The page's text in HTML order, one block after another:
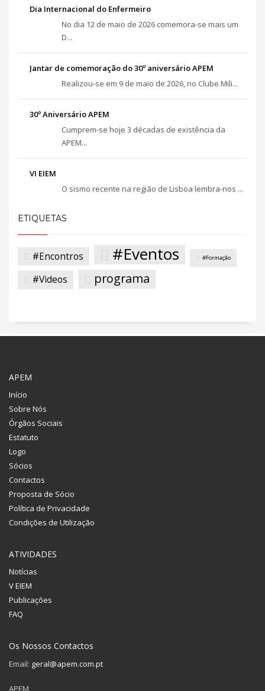
Dia Internacional do Enfermeiro
No dia 12 de maio de 2026 comemora-se mais um
D...
Jantar de comemoração do 30º aniversário APEM
Realizou-se em 9 de maio de 2026, no Clube Mili...
30º Aniversário APEM
Cumprem-se hoje 3 décadas de existência da
APEM...
VI EIEM
O sismo recente na região de Lisboa lembra-nos ...
ETIQUETAS
#Encontros #Eventos #Formação
#Videos programa
APEM
Início
Sobre Nós
Órgãos Sociais
Estatuto
Logo
Sócios
Contactos
Proposta de Sócio
Política de Privacidade
Condições de Utilização
ATIVIDADES
Notícias
V EIEM
Publicações
FAQ
Os Nossos Contactos
Email: geral@apem.com.pt
APEM